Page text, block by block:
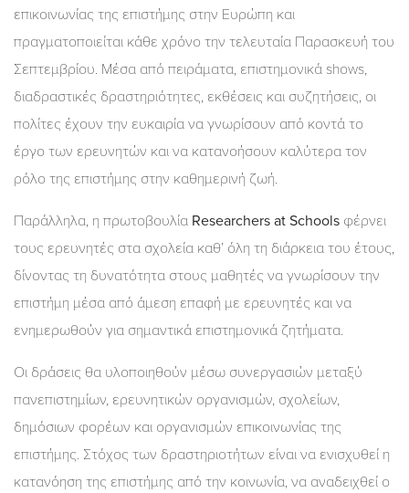
επικοινωνίας της επιστήμης στην Ευρώπη και
πραγματοποιείται κάθε χρόνο την τελευταία Παρασκευή του
Σεπτεμβρίου. Μέσα από πειράματα, επιστημονικά shows,
διαδραστικές δραστηριότητες, εκθέσεις και συζητήσεις, οι
πολίτες έχουν την ευκαιρία να γνωρίσουν από κοντά το
έργο των ερευνητών και να κατανοήσουν καλύτερα τον
ρόλο της επιστήμης στην καθημερινή ζωή.
Παράλληλα, η πρωτοβουλία Researchers at Schools φέρνει
τους ερευνητές στα σχολεία καθ’ όλη τη διάρκεια του έτους,
δίνοντας τη δυνατότητα στους μαθητές να γνωρίσουν την
επιστήμη μέσα από άμεση επαφή με ερευνητές και να
ενημερωθούν για σημαντικά επιστημονικά ζητήματα.
Οι δράσεις θα υλοποιηθούν μέσω συνεργασιών μεταξύ
πανεπιστημίων, ερευνητικών οργανισμών, σχολείων,
δημόσιων φορέων και οργανισμών επικοινωνίας της
επιστήμης. Στόχος των δραστηριοτήτων είναι να ενισχυθεί η
κατανόηση της επιστήμης από την κοινωνία, να αναδειχθεί ο